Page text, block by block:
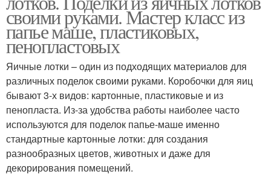
своими руками. Мастер класс из
папье маше, пластиковых,
пенопластовых
Яичные лотки – один из подходящих материалов для
различных поделок своими руками. Коробочки для яиц
бывают 3-х видов: картонные, пластиковые и из
пенопласта. Из-за удобства работы наиболее часто
используются для поделок папье-маше именно
стандартные картонные лотки: для создания
разнообразных цветов, животных и даже для
декорирования помещений.